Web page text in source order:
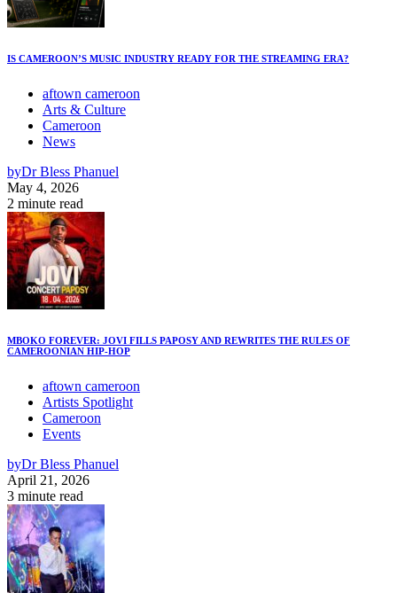
IS CAMEROON’S MUSIC INDUSTRY READY FOR THE STREAMING ERA?
aftown cameroon
Arts & Culture
Cameroon
News
byDr Bless Phanuel
May 4, 2026
2 minute read
MBOKO FOREVER: JOVI FILLS PAPOSY AND REWRITES THE RULES OF
CAMEROONIAN HIP-HOP
aftown cameroon
Artists Spotlight
Cameroon
Events
byDr Bless Phanuel
April 21, 2026
3 minute read